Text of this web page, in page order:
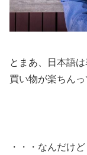
とまあ、日本語
買い物が楽ちんっ
・・・なんだけ